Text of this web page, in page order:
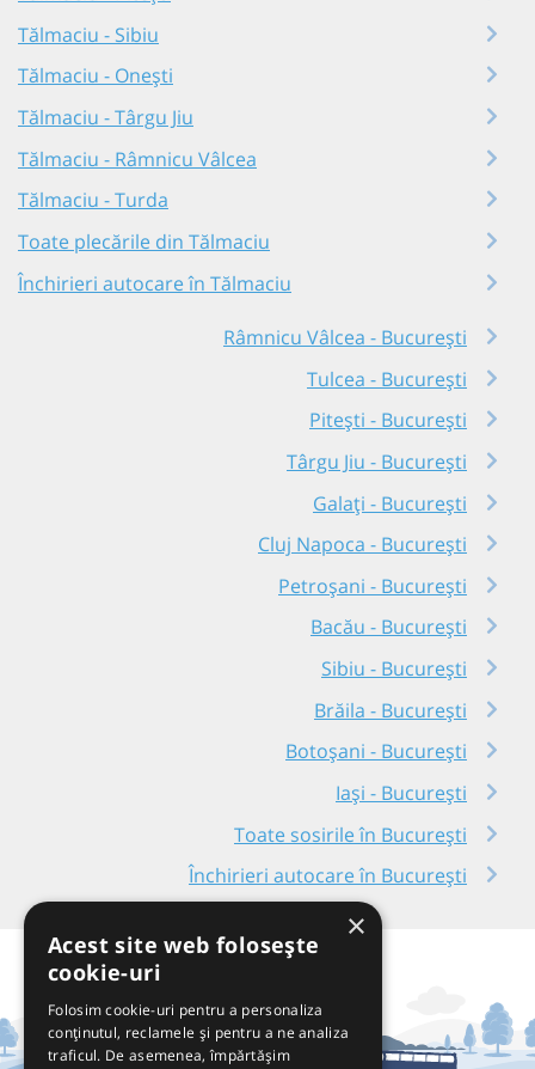
Tălmaciu - Sibiu
Tălmaciu - Onești
Tălmaciu - Târgu Jiu
Tălmaciu - Râmnicu Vâlcea
Tălmaciu - Turda
Toate plecările din Tălmaciu
Închirieri autocare în Tălmaciu
Râmnicu Vâlcea - București
Tulcea - București
Pitești - București
Târgu Jiu - București
Galați - București
Cluj Napoca - București
Petroșani - București
Bacău - București
Sibiu - București
Brăila - București
Botoșani - București
Iași - București
Toate sosirile în București
Închirieri autocare în București
×
Acest site web folosește
cookie-uri
Folosim cookie-uri pentru a personaliza
conținutul, reclamele și pentru a ne analiza
traficul. De asemenea, împărtășim